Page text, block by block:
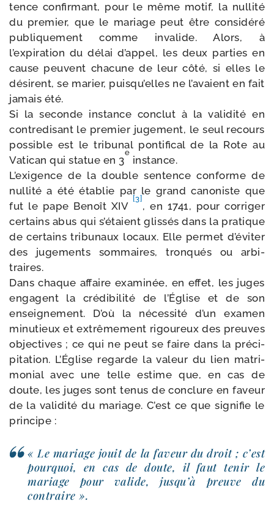
tence confir­mant, pour le même motif, la nul­li­té
du pre­mier, que le mariage peut être consi­dé­ré
publi­que­ment comme inva­lide. Alors, à
l’expiration du délai d’appel, les deux par­ties en
cause peuvent cha­cune de leur côté, si elles le
dési­rent, se marier, puis­qu’elles ne l’a­vaient en fait
jamais été.
Si la seconde ins­tance conclut à la vali­di­té en
contre­di­sant le pre­mier juge­ment, le seul recours
pos­sible est le tri­bu­nal pon­ti­fi­cal de la Rote au
Vatican qui sta­tue en 3
e
ins­tance.
L’exigence de la double sen­tence conforme de
nul­li­té a été éta­blie par le grand cano­niste que
fut le pape Benoît XIV
[3]
, en 1741, pour cor­ri­ger
cer­tains abus qui s’étaient glis­sés dans la pra­tique
de cer­tains tri­bu­naux locaux. Elle per­met d’éviter
des juge­ments som­maires, tron­qués ou arbi­
traires.
Dans chaque affaire exa­mi­née, en effet, les juges
engagent la cré­di­bi­li­té de l’Église et de son
ensei­gne­ment. D’où la néces­si­té d’un exa­men
minu­tieux et extrê­me­ment rigou­reux des preuves
objec­tives ; ce qui ne peut se faire dans la pré­ci­
pi­ta­tion. L’Église regarde la valeur du lien matri­
mo­nial avec une telle estime que, en cas de
doute, les juges sont tenus de conclure en faveur
de la vali­di­té du mariage. C’est ce que signi­fie le
principe :
« Le mariage jouit de la faveur du droit ; c’est
pour­quoi, en cas de doute, il faut tenir le
mariage pour valide, jusqu’à preuve du
contraire ».